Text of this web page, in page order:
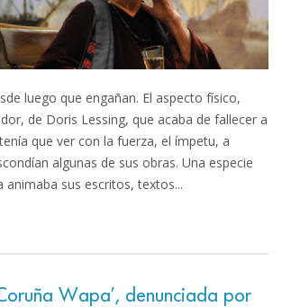
luego que engañan. El aspecto físico,
de Doris Lessing, que acaba de fallecer a
que ver con la fuerza, el ímpetu, a
algunas de sus obras. Una especie
animaba sus escritos, textos...
Wapa’, denunciada por